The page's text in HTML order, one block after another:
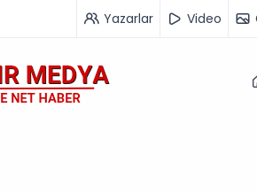
Yazarlar Video